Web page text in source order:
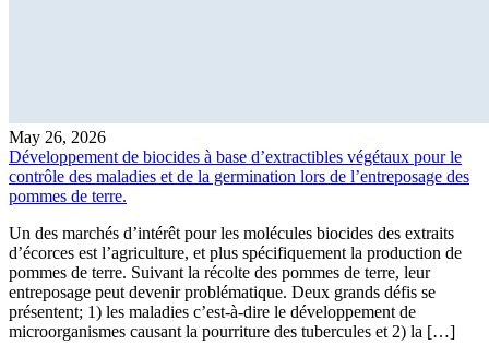
May 26, 2026
Développement de biocides à base d’extractibles végétaux pour le
contrôle des maladies et de la germination lors de l’entreposage des
pommes de terre.
Un des marchés d’intérêt pour les molécules biocides des extraits
d’écorces est l’agriculture, et plus spécifiquement la production de
pommes de terre. Suivant la récolte des pommes de terre, leur
entreposage peut devenir problématique. Deux grands défis se
présentent; 1) les maladies c’est-à-dire le développement de
microorganismes causant la pourriture des tubercules et 2) la […]